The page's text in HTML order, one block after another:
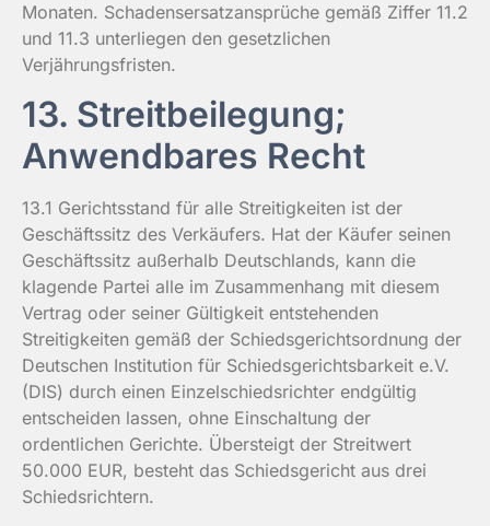
Monaten. Schadensersatzansprüche gemäß Ziffer 11.2
und 11.3 unterliegen den gesetzlichen
Verjährungsfristen.
13. Streitbeilegung;
Anwendbares Recht
13.1 Gerichtsstand für alle Streitigkeiten ist der
Geschäftssitz des Verkäufers. Hat der Käufer seinen
Geschäftssitz außerhalb Deutschlands, kann die
klagende Partei alle im Zusammenhang mit diesem
Vertrag oder seiner Gültigkeit entstehenden
Streitigkeiten gemäß der Schiedsgerichtsordnung der
Deutschen Institution für Schiedsgerichtsbarkeit e.V.
(DIS) durch einen Einzelschiedsrichter endgültig
entscheiden lassen, ohne Einschaltung der
ordentlichen Gerichte. Übersteigt der Streitwert
50.000 EUR, besteht das Schiedsgericht aus drei
Schiedsrichtern.